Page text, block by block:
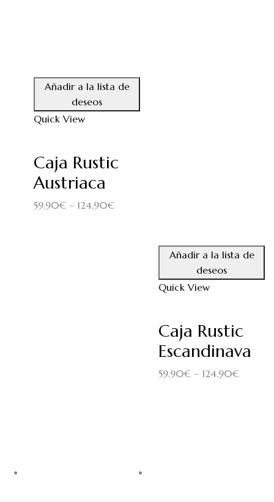
Añadir a la lista de
deseos
Quick View
Caja Rustic
Austriaca
59.90€ – 124.90€
Añadir a la lista de
deseos
Quick View
Caja Rustic
Escandinava
59.90€ – 124.90€